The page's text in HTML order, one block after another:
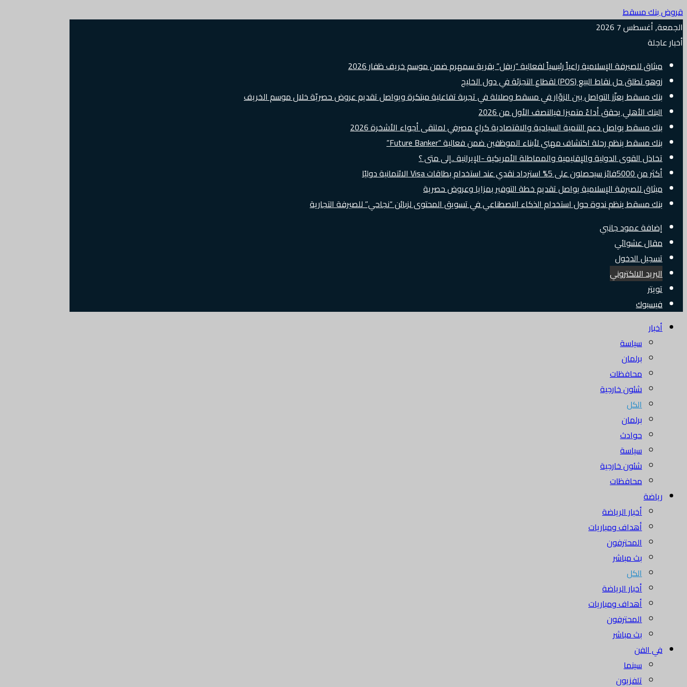
قروض بنك مسقط
الجمعة, أغسطس 7 2026
أخبار عاجلة
ميثاق للصيرفة الإسلامية راعياً رئيسياً لفعالية “ريفل” بقرية سمهرم ضمن موسم خريف ظفار 2026
زوهو تطلق حل نقاط البيع (POS) لقطاع التجزئة في دول الخليج
بنك مسقط يعزّز التواصل بين الزوّار في مسقط وصلالة في تجربة تفاعلية مبتكرة ويواصل تقديم عروض حصريّة خلال موسم الخريف
البنك الأهلي يحقق أداءً متميزا فيالنصف الأول من 2026
بنك مسقط يواصل دعم التنمية السياحية والاقتصادية كراعٍ مصرفي لملتقى أجواء الأشخرة 2026
بنك مسقط ينظم رحلة اكتشاف مهني لأبناء الموظفين ضمن فعالية “Future Banker”
تخاذل القوى الدولية والإقليمية والمماطلة الأمريكية -الإيرانية ..إلى متى ؟
أكثر من 5000فائز سيحصلون على 5% استرداد نقدي عند استخدام بطاقات Visa الائتمانية دوليًا
ميثاق للصيرفة الإسلامية يواصل تقديم خطة التوفير بمزايا وعروض حصرية
بنك مسقط ينظم ندوة حول استخدام الذكاء الاصطناعي في تسويق المحتوى لزبائن “نجاحي” للصيرفة التجارية
إضافة عمود جانبي
مقال عشوائي
تسجيل الدخول
البريد الالكتروني
تويتر
فيسبوك
أخبار
سياسة
برلمان
محافظات
شئون خارجية
الكل
برلمان
حوادث
سياسة
شئون خارجية
محافظات
رياضة
أخبار الرياضة
أهداف ومباريات
المحترفون
بث مباشر
الكل
أخبار الرياضة
أهداف ومباريات
المحترفون
بث مباشر
في الفن
سينما
تلفزيون